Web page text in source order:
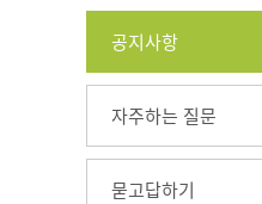
공지사항
자주하는 질문
묻고답하기